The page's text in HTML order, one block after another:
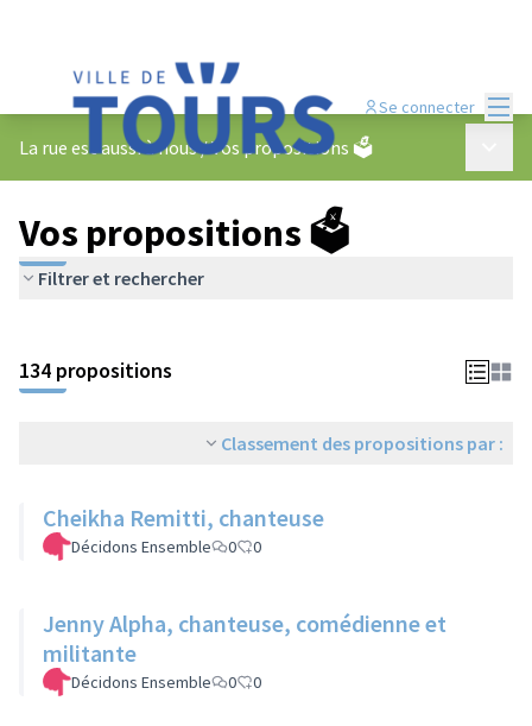
Se connecter
La rue est aussi à nous/Vos propositions 🗳️
Vos propositions 🗳️
Filtrer et rechercher
134 propositions
Classement des propositions par :
Cheikha Remitti, chanteuse
Décidons Ensemble 0 0
Jenny Alpha, chanteuse, comédienne et
militante
Décidons Ensemble 0 0